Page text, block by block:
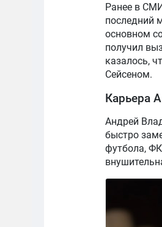
Ранее в
последний
основном
получил
казалось,
Сейсеном.
Карьера
Андрей
быстро
футбола,